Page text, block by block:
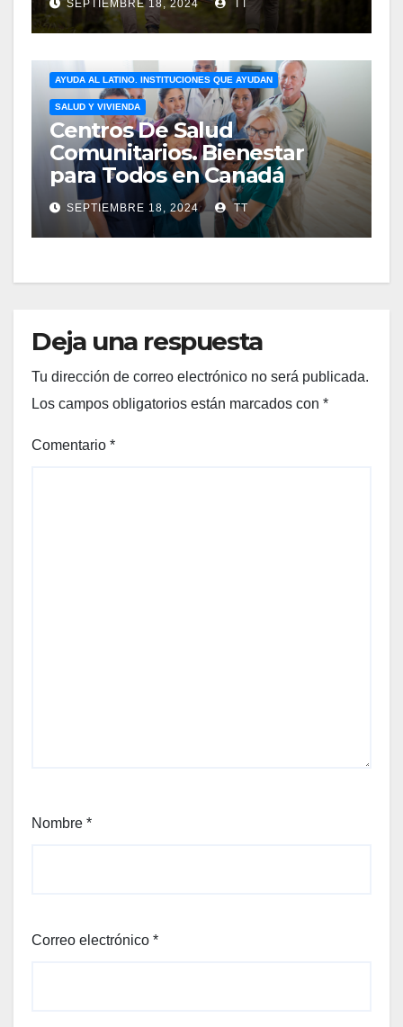
SEPTIEMBRE 18, 2024 TT
AYUDA AL LATINO. INSTITUCIONES QUE AYUDAN
SALUD Y VIVIENDA
Centros De Salud
Comunitarios. Bienestar
para Todos en Canadá
SEPTIEMBRE 18, 2024 TT
Deja una respuesta
Tu dirección de correo electrónico no será publicada.
Los campos obligatorios están marcados con *
Comentario *
Nombre *
Correo electrónico *